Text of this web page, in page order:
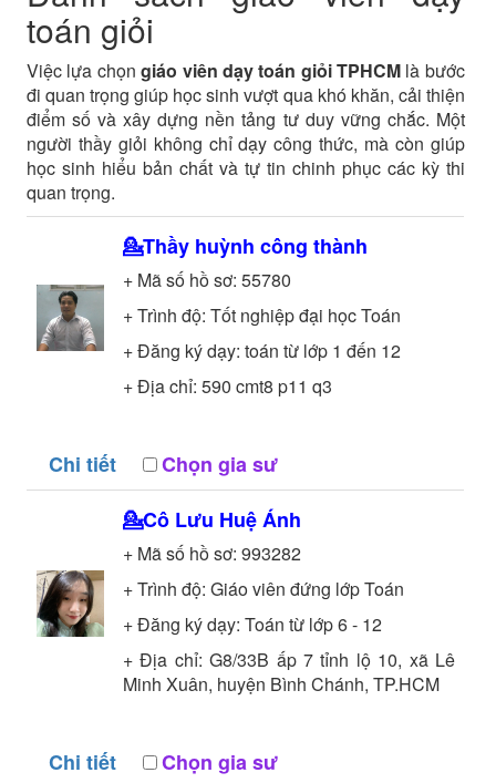
toán giỏi
Việc lựa chọngiáo viên dạy toán giỏi TPHCM là bước
đi quan trọng giúp học sinh vượt qua khó khăn, cải thiện
điểm số và xây dựng nền tảng tư duy vững chắc. Một
người thầy giỏi không chỉ dạy công thức, mà còn giúp
học sinh hiểu bản chất và tự tin chinh phục các kỳ thi
quan trọng.
💁Thầy huỳnh công thành
+ Mã số hồ sơ: 55780
+ Trình độ: Tốt nghiệp đại họcToán
+ Đăng ký dạy: toán từ lớp 1 đến 12
+ Địa chỉ: 590 cmt8 p11 q3
Chi tiết
Chọn gia sư
💁Cô Lưu Huệ Ánh
+ Mã số hồ sơ: 993282
+ Trình độ: Giáo viên đứng lớpToán
+ Đăng ký dạy: Toán từ lớp 6 - 12
+ Địa chỉ: G8/33B ấp 7 tỉnh lộ 10, xã Lê
Minh Xuân, huyện Bình Chánh, TP.HCM
Chi tiết
Chọn gia sư